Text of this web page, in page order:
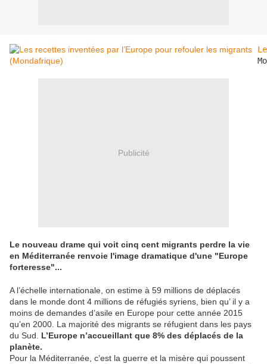
Publicité
Le nouveau drame qui voit cinq cent migrants perdre la vie
en Méditerranée renvoie l'image dramatique d'une "Europe
forteresse"...
A l’échelle internationale, on estime à 59 millions de déplacés
dans le monde dont 4 millions de réfugiés syriens, bien qu’ il y a
moins de demandes d’asile en Europe pour cette année 2015
qu’en 2000. La majorité des migrants se réfugient dans les pays
du Sud. L’Europe n’accueillant que 8% des déplacés de la
planète.
Pour la Méditerranée, c’est la guerre et la misère qui poussent